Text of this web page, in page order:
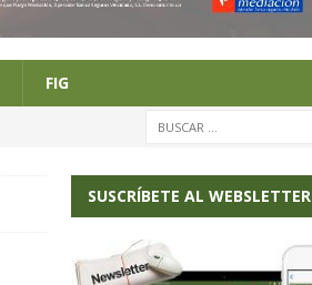
FIG
SUSCRÍBETE AL WEBSLETTER